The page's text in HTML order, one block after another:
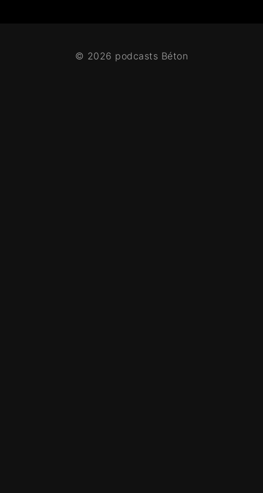
© 2026 podcasts Béton